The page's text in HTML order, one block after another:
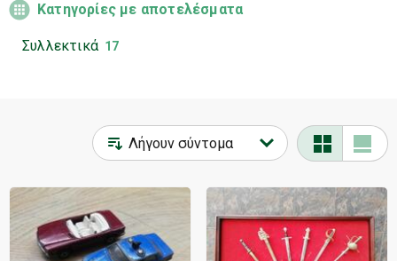
Κατηγορίες με αποτελέσματα
Συλλεκτικά 17